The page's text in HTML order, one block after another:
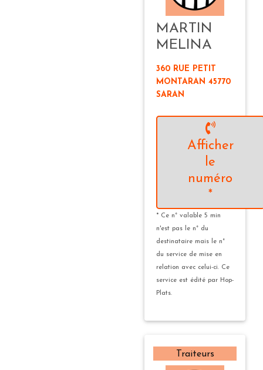
MARTIN
MELINA
360 RUE PETIT
MONTARAN 45770
SARAN
Afficher
le
numéro
*
* Ce n° valable 5 min
n'est pas le n° du
destinataire mais le n°
du service de mise en
relation avec celui-ci. Ce
service est édité par Hop-
Plats.
Traiteurs